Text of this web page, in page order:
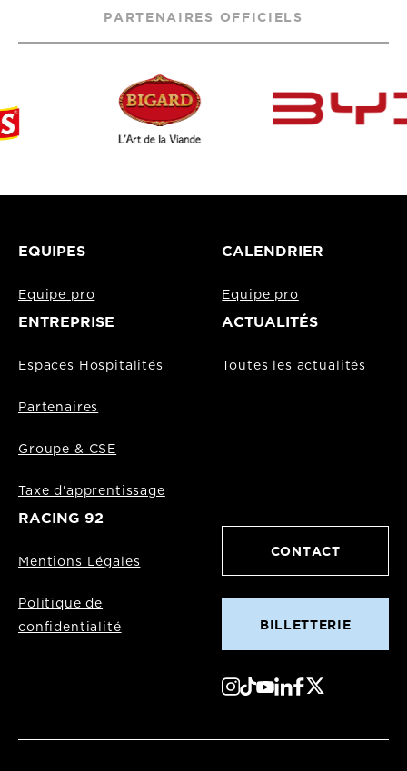
PARTENAIRES OFFICIELS
EQUIPES
Equipe pro
CALENDRIER
Equipe pro
ENTREPRISE
Espaces Hospitalités
Partenaires
Groupe & CSE
Taxe d'apprentissage
ACTUALITÉS
Toutes les actualités
RACING 92
Mentions Légales
Politique de
confidentialité
CONTACT
BILLETTERIE